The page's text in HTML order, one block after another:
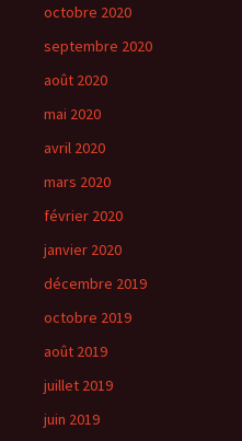
octobre 2020
septembre 2020
août 2020
mai 2020
avril 2020
mars 2020
février 2020
janvier 2020
décembre 2019
octobre 2019
août 2019
juillet 2019
juin 2019